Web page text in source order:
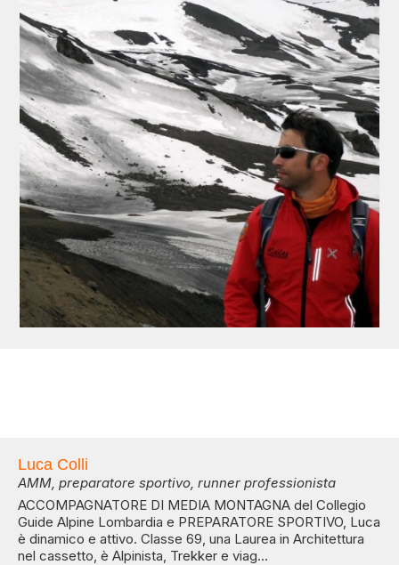
Luca Colli
AMM, preparatore sportivo, runner professionista
ACCOMPAGNATORE DI MEDIA MONTAGNA del Collegio
Guide Alpine Lombardia e PREPARATORE SPORTIVO, Luca
è dinamico e attivo. Classe 69, una Laurea in Architettura
nel cassetto, è Alpinista, Trekker e viag...